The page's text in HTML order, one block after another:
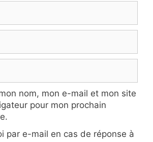
nom, mon e-mail et mon site
pour mon prochain
par e-mail en cas de réponse à